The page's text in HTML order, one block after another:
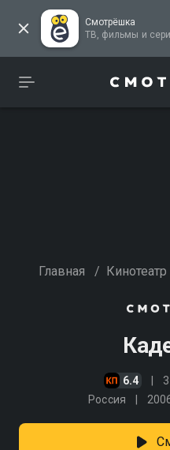
Смотрёшка
ТВ,
Главная / Кинотеатр
6.4
Россия